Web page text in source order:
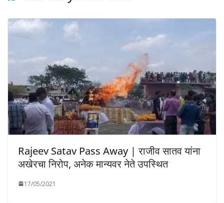
Rajeev Satav Pass Away | राजीव सातव यांना
अखेरचा निरोप, अनेक मान्यवर नेते उपस्थित
17/05/2021